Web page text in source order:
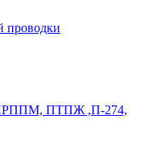
проводки
ПТПЖ ,П-274,